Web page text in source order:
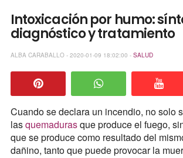
Intoxicación por humo:
diagnóstico y tratamiento
ALBA CARABALLO - 2020-01-09 18:02:00 - SALUD
Cuando se declara un incendio, no solo
lasquemadurasque produce el fuego,
que se produce como resultado del
dañino, tanto que puede provocar la